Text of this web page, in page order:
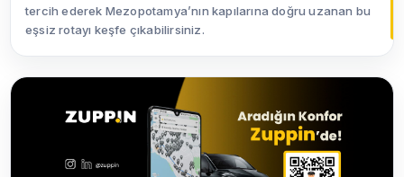
tercih ederek Mezopotamya’nın kapılarına doğru uzanan bu
eşsiz rotayı keşfe çıkabilirsiniz.